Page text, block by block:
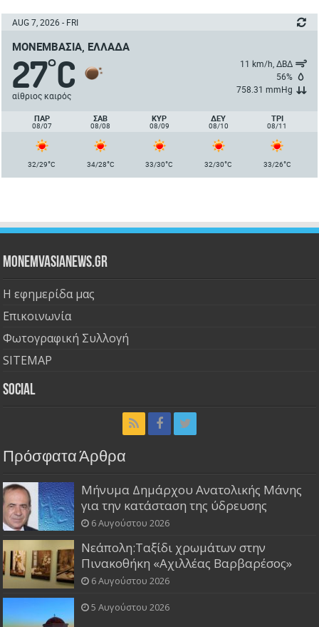
AUG 7, 2026 - FRI
ΜΟΝΕΜΒΑΣΙΆ, ΕΛΛΆΔΑ
27°C
αίθριος καιρός
11 km/h, ΔΒΔ
56%
758.31 mmHg
ΠΑΡ
08/07
ΣΑΒ
08/08
ΚΥΡ
08/09
ΔΕΥ
08/10
ΤΡΙ
08/11
32/29°C 34/28°C 33/30°C 32/30°C 33/26°C
Monemvasianews.gr
Η εφημερίδα μας
Επικοινωνία
Φωτογραφική Συλλογή
SITEMAP
Social
Πρόσφατα Άρθρα
Μήνυμα Δημάρχου Ανατολικής Μάνης
για την κατάσταση της ύδρευσης
6 Αυγούστου 2026
Νεάπολη:Ταξίδι χρωμάτων στην
Πινακοθήκη «Αχιλλέας Βαρβαρέσος»
6 Αυγούστου 2026
5 Αυγούστου 2026